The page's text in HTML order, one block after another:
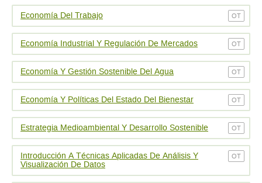
Economí­a Del Trabajo OT
Economí­a Industrial Y Regulación De Mercados OT
Economí­a Y Gestión Sostenible Del Agua OT
Economí­a Y Políticas Del Estado Del Bienestar OT
Estrategia Medioambiental Y Desarrollo Sostenible OT
Introducción A Técnicas Aplicadas De Análisis Y
Visualización De Datos
OT